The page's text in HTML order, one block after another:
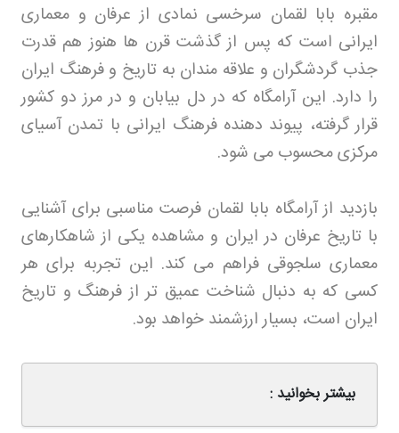
مقبره بابا لقمان سرخسی نمادی از عرفان و معماری
ایرانی است که پس از گذشت قرن ها هنوز هم قدرت
جذب گردشگران و علاقه مندان به تاریخ و فرهنگ ایران
را دارد. این آرامگاه که در دل بیابان و در مرز دو کشور
قرار گرفته، پیوند دهنده فرهنگ ایرانی با تمدن آسیای
مرکزی محسوب می شود.
بازدید از آرامگاه بابا لقمان فرصت مناسبی برای آشنایی
با تاریخ عرفان در ایران و مشاهده یکی از شاهکارهای
معماری سلجوقی فراهم می کند. این تجربه برای هر
کسی که به دنبال شناخت عمیق تر از فرهنگ و تاریخ
ایران است، بسیار ارزشمند خواهد بود.
بیشتر بخوانید :